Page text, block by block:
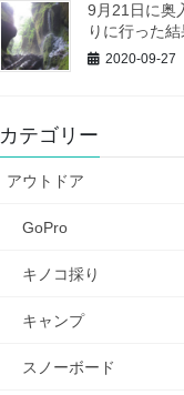
9月21日に奥
りに行った
2020-09-27
カテゴリー
アウトドア
GoPro
キノコ採り
キャンプ
スノーボード